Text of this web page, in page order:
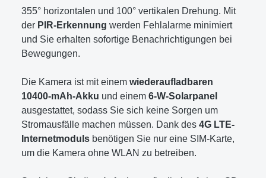
355° horizontalen und 100° vertikalen Drehung. Mit
der PIR-Erkennung werden Fehlalarme minimiert
und Sie erhalten sofortige Benachrichtigungen bei
Bewegungen.
Die Kamera ist mit einem wiederaufladbaren
10400-mAh-Akku und einem 6-W-Solarpanel
ausgestattet, sodass Sie sich keine Sorgen um
Stromausfälle machen müssen. Dank des 4G LTE-
Internetmoduls benötigen Sie nur eine SIM-Karte,
um die Kamera ohne WLAN zu betreiben.